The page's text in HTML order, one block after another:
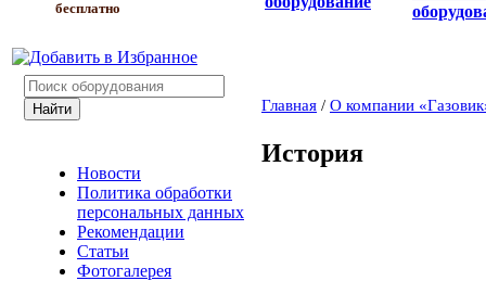
бесплатно
Новости
Политика обработки
персональных данных
Рекомендации
Статьи
Фотогалерея
Главная / О компании
История